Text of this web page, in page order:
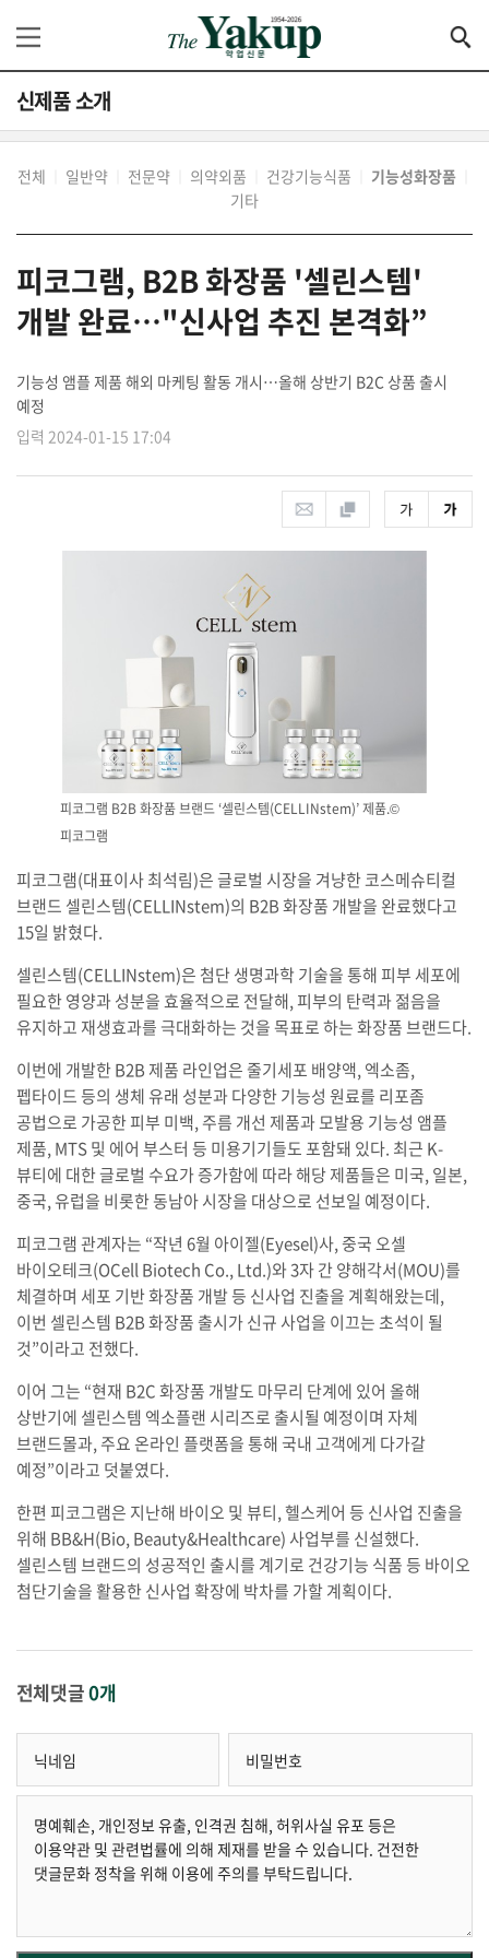
신제품 소개
전체 일반약 전문약 의약외품 건강기능식품 기능성화장품
기타
피코그램, B2B 화장품 '셀린스템'
개발 완료…"신사업 추진 본격화”
기능성 앰플 제품 해외 마케팅 활동 개시…올해 상반기 B2C 상품 출시
예정
입력 2024-01-15 17:04
피코그램 B2B 화장품 브랜드 ‘셀린스템(CELLINstem)’ 제품.©
피코그램
피코그램(대표이사 최석림)은 글로벌 시장을 겨냥한 코스메슈티컬
브랜드 셀린스템(CELLINstem)의 B2B 화장품 개발을 완료했다고
15일 밝혔다.
셀린스템(CELLINstem)은 첨단 생명과학 기술을 통해 피부 세포에
필요한 영양과 성분을 효율적으로 전달해, 피부의 탄력과 젊음을
유지하고 재생효과를 극대화하는 것을 목표로 하는 화장품 브랜드다.
이번에 개발한 B2B 제품 라인업은 줄기세포 배양액, 엑소좀,
펩타이드 등의 생체 유래 성분과 다양한 기능성 원료를 리포좀
공법으로 가공한 피부 미백, 주름 개선 제품과 모발용 기능성 앰플
제품, MTS 및 에어 부스터 등 미용기기들도 포함돼 있다. 최근 K-
뷰티에 대한 글로벌 수요가 증가함에 따라 해당 제품들은 미국, 일본,
중국, 유럽을 비롯한 동남아 시장을 대상으로 선보일 예정이다.
피코그램 관계자는 “작년 6월 아이젤(Eyesel)사, 중국 오셀
바이오테크(OCell Biotech Co., Ltd.)와 3자 간 양해각서(MOU)를
체결하며 세포 기반 화장품 개발 등 신사업 진출을 계획해왔는데,
이번 셀린스템 B2B 화장품 출시가 신규 사업을 이끄는 초석이 될
것”이라고 전했다.
이어 그는 “현재 B2C 화장품 개발도 마무리 단계에 있어 올해
상반기에 셀린스템 엑소플랜 시리즈로 출시될 예정이며 자체
브랜드몰과, 주요 온라인 플랫폼을 통해 국내 고객에게 다가갈
예정”이라고 덧붙였다.
한편 피코그램은 지난해 바이오 및 뷰티, 헬스케어 등 신사업 진출을
위해 BB&H(Bio, Beauty&Healthcare) 사업부를 신설했다.
셀린스템 브랜드의 성공적인 출시를 계기로 건강기능 식품 등 바이오
첨단기술을 활용한 신사업 확장에 박차를 가할 계획이다.
전체댓글0개